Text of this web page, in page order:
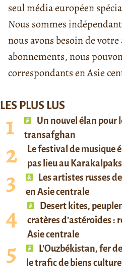
seul média européen
Nous sommes
nous avons besoin de votre
abonnements, nous
correspondants en Asie
LES PLUS LUS
Un nouvel élan pour
transafghan
Le festival de musique
pas lieu au
Les artistes russes
en Asie centrale
Desert kites,
cratères d’astéroïdes :
Asie centrale
L’Ouzbékistan, fer
le trafic de biens